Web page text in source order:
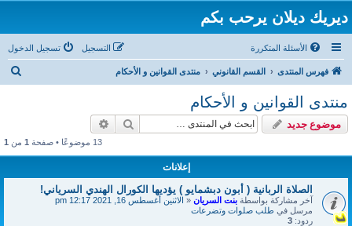
ديريك ديلان يرحب بكم
الأسئلة المتكررة تسجيل الدخول التسجيل
فهرس المنتدى القسم القانوني منتدى القوانين و الأحكام
منتدى القوانين و الأحكام
موضوع جديد بحث
13 موضوعًا • صفحة 1 من 1
إعلانات
الصلاة الربانية ( أبون دبشمايو ) يؤديها الكورال الهندي السرياني!
آخر مشاركة بواسطة بنت السريان « الاثنين أغسطس 16, 2021 12:17 pm
مرسل في طلب صلوات وتضرعات
ردود: 3